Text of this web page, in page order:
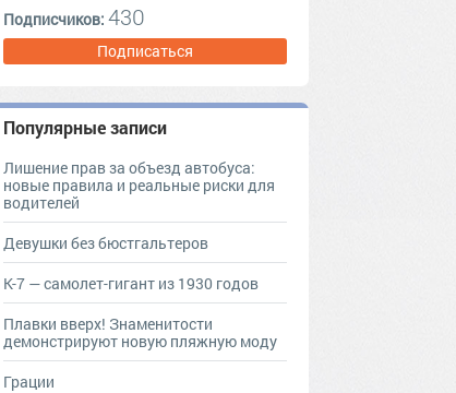
Подписчиков: 430
Подписаться
Популярные записи
Лишение прав за объезд автобуса:
новые правила и реальные риски для
водителей
Девушки без бюстгальтеров
К-7 — самолет-гигант из 1930 годов
Плавки вверх! Знаменитости
демонстрируют новую пляжную моду
Грации